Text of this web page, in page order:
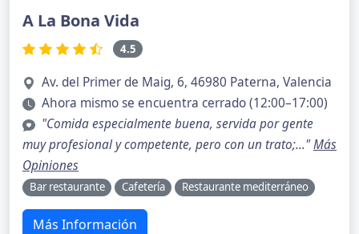
A La Bona Vida
4.5
Av. del Primer de Maig, 6, 46980 Paterna, Valencia
Ahora mismo se encuentra cerrado (12:00–17:00)
"Comida especialmente buena, servida por gente
muy profesional y competente, pero con un trato;..."Más
Opiniones
Bar restaurante Cafetería Restaurante mediterráneo
Más Información